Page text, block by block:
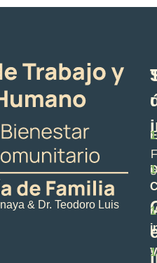
& Dr. Teodoro Luis